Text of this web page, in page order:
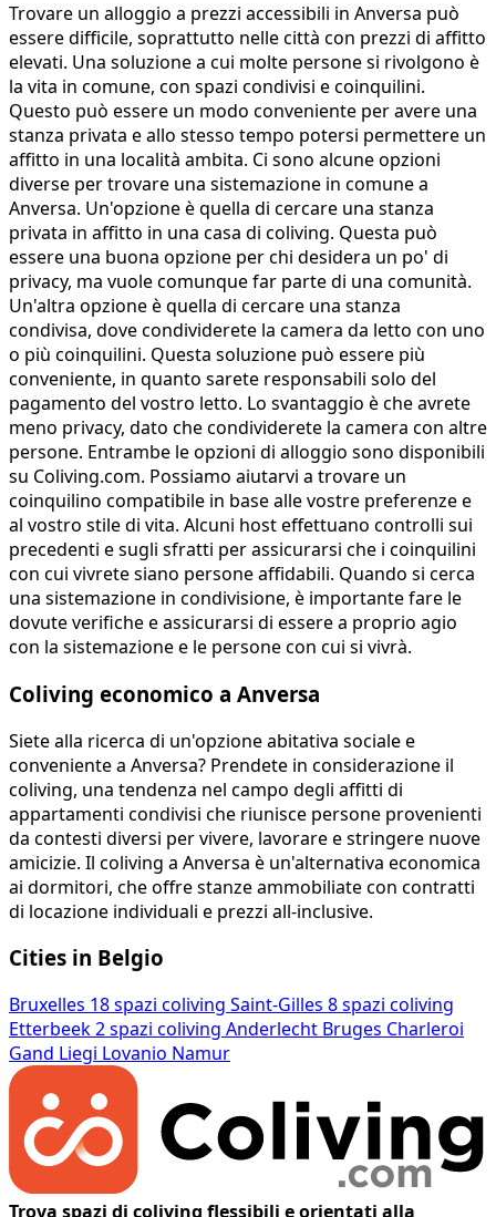
Trovare un alloggio a prezzi accessibili in Anversa può
essere difficile, soprattutto nelle città con prezzi di affitto
elevati. Una soluzione a cui molte persone si rivolgono è
la vita in comune, con spazi condivisi e coinquilini.
Questo può essere un modo conveniente per avere una
stanza privata e allo stesso tempo potersi permettere un
affitto in una località ambita. Ci sono alcune opzioni
diverse per trovare una sistemazione in comune a
Anversa. Un'opzione è quella di cercare una stanza
privata in affitto in una casa di coliving. Questa può
essere una buona opzione per chi desidera un po' di
privacy, ma vuole comunque far parte di una comunità.
Un'altra opzione è quella di cercare una stanza
condivisa, dove condividerete la camera da letto con uno
o più coinquilini. Questa soluzione può essere più
conveniente, in quanto sarete responsabili solo del
pagamento del vostro letto. Lo svantaggio è che avrete
meno privacy, dato che condividerete la camera con altre
persone. Entrambe le opzioni di alloggio sono disponibili
su Coliving.com. Possiamo aiutarvi a trovare un
coinquilino compatibile in base alle vostre preferenze e
al vostro stile di vita. Alcuni host effettuano controlli sui
precedenti e sugli sfratti per assicurarsi che i coinquilini
con cui vivrete siano persone affidabili. Quando si cerca
una sistemazione in condivisione, è importante fare le
dovute verifiche e assicurarsi di essere a proprio agio
con la sistemazione e le persone con cui si vivrà.
Coliving economico a Anversa
Siete alla ricerca di un'opzione abitativa sociale e
conveniente a Anversa? Prendete in considerazione il
coliving, una tendenza nel campo degli affitti di
appartamenti condivisi che riunisce persone provenienti
da contesti diversi per vivere, lavorare e stringere nuove
amicizie. Il coliving a Anversa è un'alternativa economica
ai dormitori, che offre stanze ammobiliate con contratti
di locazione individuali e prezzi all-inclusive.
Cities in Belgio
Bruxelles 18 spazi coliving Saint-Gilles 8 spazi coliving
Etterbeek2 spazi coliving Anderlecht Bruges Charleroi
Gand Liegi Lovanio Namur
Trova spazi di coliving flessibili e orientati alla